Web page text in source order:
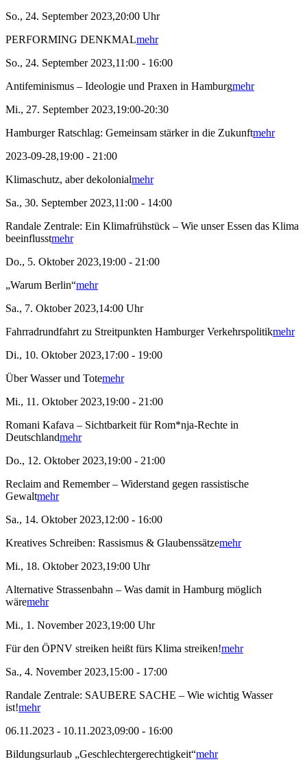
So., 24. September 2023,20:00 Uhr
PERFORMING DENKMALmehr
So., 24. September 2023,11:00 - 16:00
Antifeminismus – Ideologie und Praxen in Hamburgmehr
Mi., 27. September 2023,19:00-20:30
Hamburger Ratschlag: Gemeinsam stärker in die Zukunftmehr
2023-09-28,19:00 - 21:00
Klimaschutz, aber dekolonialmehr
Sa., 30. September 2023,11:00 - 14:00
Randale Zentrale: Ein Klimafrühstück – Wie unser Essen das Klima
beeinflusstmehr
Do., 5. Oktober 2023,19:00 - 21:00
„Warum Berlin“mehr
Sa., 7. Oktober 2023,14:00 Uhr
Fahrradrundfahrt zu Streitpunkten Hamburger Verkehrspolitikmehr
Di., 10. Oktober 2023,17:00 - 19:00
Über Wasser und Totemehr
Mi., 11. Oktober 2023,19:00 - 21:00
Romani Kafava – Sichtbarkeit für Rom*nja-Rechte in
Deutschlandmehr
Do., 12. Oktober 2023,19:00 - 21:00
Reclaim and Remember – Widerstand gegen rassistische
Gewaltmehr
Sa., 14. Oktober 2023,12:00 - 16:00
Kreatives Schreiben: Rassismus & Glaubenssätzemehr
Mi., 18. Oktober 2023,19:00 Uhr
Alternative Strassenbahn – Was damit in Hamburg möglich
wäremehr
Mi., 1. November 2023,19:00 Uhr
Für den ÖPNV streiken heißt fürs Klima streiken!mehr
Sa., 4. November 2023,15:00 - 17:00
Randale Zentrale: SAUBERE SACHE – Wie wichtig Wasser
ist!mehr
06.11.2023 - 10.11.2023,09:00 - 16:00
Bildungsurlaub „Geschlechtergerechtigkeit“mehr